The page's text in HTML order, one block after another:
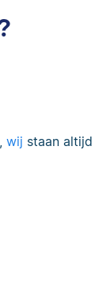
wij staan altijd